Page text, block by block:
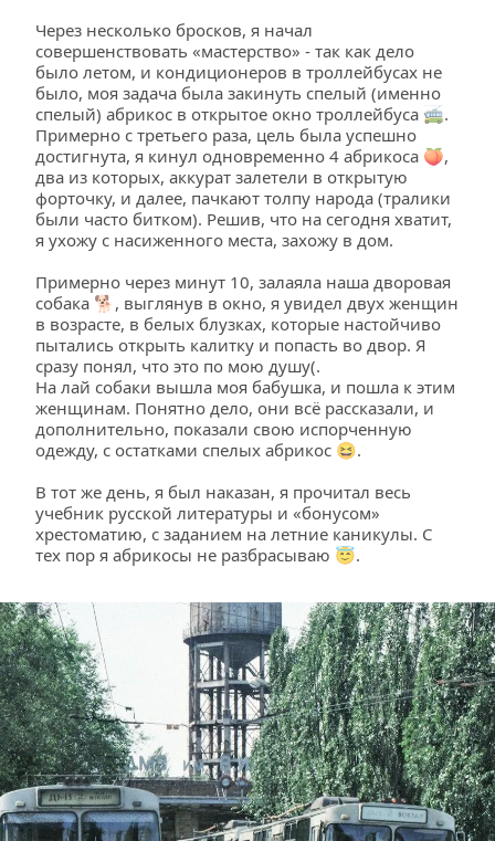
Через несколько бросков, я начал
совершенствовать «мастерство» - так как дело
было летом, и кондиционеров в троллейбусах не
было, моя задача была закинуть спелый (именно
спелый) абрикос в открытое окно троллейбуса 🚎.
Примерно с третьего раза, цель была успешно
достигнута, я кинул одновременно 4 абрикоса 🍑,
два из которых, аккурат залетели в открытую
форточку, и далее, пачкают толпу народа (тралики
были часто битком). Решив, что на сегодня хватит,
я ухожу с насиженного места, захожу в дом.
Примерно через минут 10, залаяла наша дворовая
собака 🐕, выглянув в окно, я увидел двух женщин
в возрасте, в белых блузках, которые настойчиво
пытались открыть калитку и попасть во двор. Я
сразу понял, что это по мою душу(.
На лай собаки вышла моя бабушка, и пошла к этим
женщинам. Понятно дело, они всё рассказали, и
дополнительно, показали свою испорченную
одежду, с остатками спелых абрикос 😆.
В тот же день, я был наказан, я прочитал весь
учебник русской литературы и «бонусом»
хрестоматию, с заданием на летние каникулы. С
тех пор я абрикосы не разбрасываю 😇.